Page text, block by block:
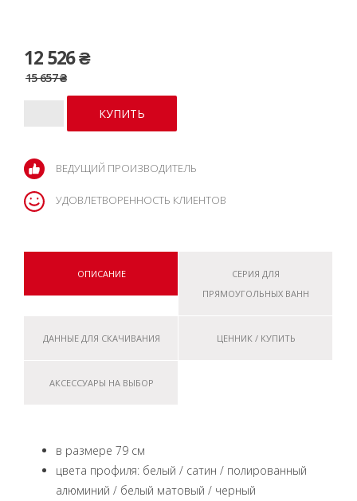
12 526 ₴
15 657 ₴
ВЕДУЩИЙ ПРОИЗВОДИТЕЛЬ
УДОВЛЕТВОРЕННОСТЬ КЛИЕНТОВ
ОПИСАНИЕ
СЕРИЯ ДЛЯ
ПРЯМОУГОЛЬНЫХ ВАНН
ДАННЫЕ ДЛЯ СКАЧИВАНИЯ ЦЕННИК / КУПИТЬ
АКСЕССУАРЫ НА ВЫБОР
в размере 79 см
цвета профиля: белый / сатин / полированный
алюминий / белый матовый / черный